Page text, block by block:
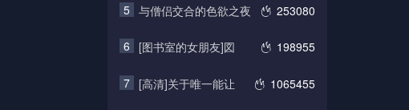
5 253080
与僧侣交合的色欲之夜
6 198955
[图书室的女朋友]図
7 1065455
[高清]关于唯一能让